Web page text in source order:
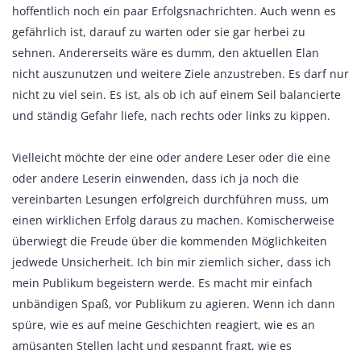
hoffentlich noch ein paar Erfolgsnachrichten. Auch wenn es
gefährlich ist, darauf zu warten oder sie gar herbei zu
sehnen. Andererseits wäre es dumm, den aktuellen Elan
nicht auszunutzen und weitere Ziele anzustreben. Es darf nur
nicht zu viel sein. Es ist, als ob ich auf einem Seil balancierte
und ständig Gefahr liefe, nach rechts oder links zu kippen.
Vielleicht möchte der eine oder andere Leser oder die eine
oder andere Leserin einwenden, dass ich ja noch die
vereinbarten Lesungen erfolgreich durchführen muss, um
einen wirklichen Erfolg daraus zu machen. Komischerweise
überwiegt die Freude über die kommenden Möglichkeiten
jedwede Unsicherheit. Ich bin mir ziemlich sicher, dass ich
mein Publikum begeistern werde. Es macht mir einfach
unbändigen Spaß, vor Publikum zu agieren. Wenn ich dann
spüre, wie es auf meine Geschichten reagiert, wie es an
amüsanten Stellen lacht und gespannt fragt, wie es